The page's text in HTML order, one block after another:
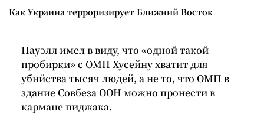
Как Украина терроризирует Ближний Восток
Пауэлл имел в виду, что «одной такой
пробирки» с ОМП Хусейну хватит для
убийства тысяч людей, а не то, что ОМП в
здание Совбеза ООН можно пронести в
кармане пиджака.